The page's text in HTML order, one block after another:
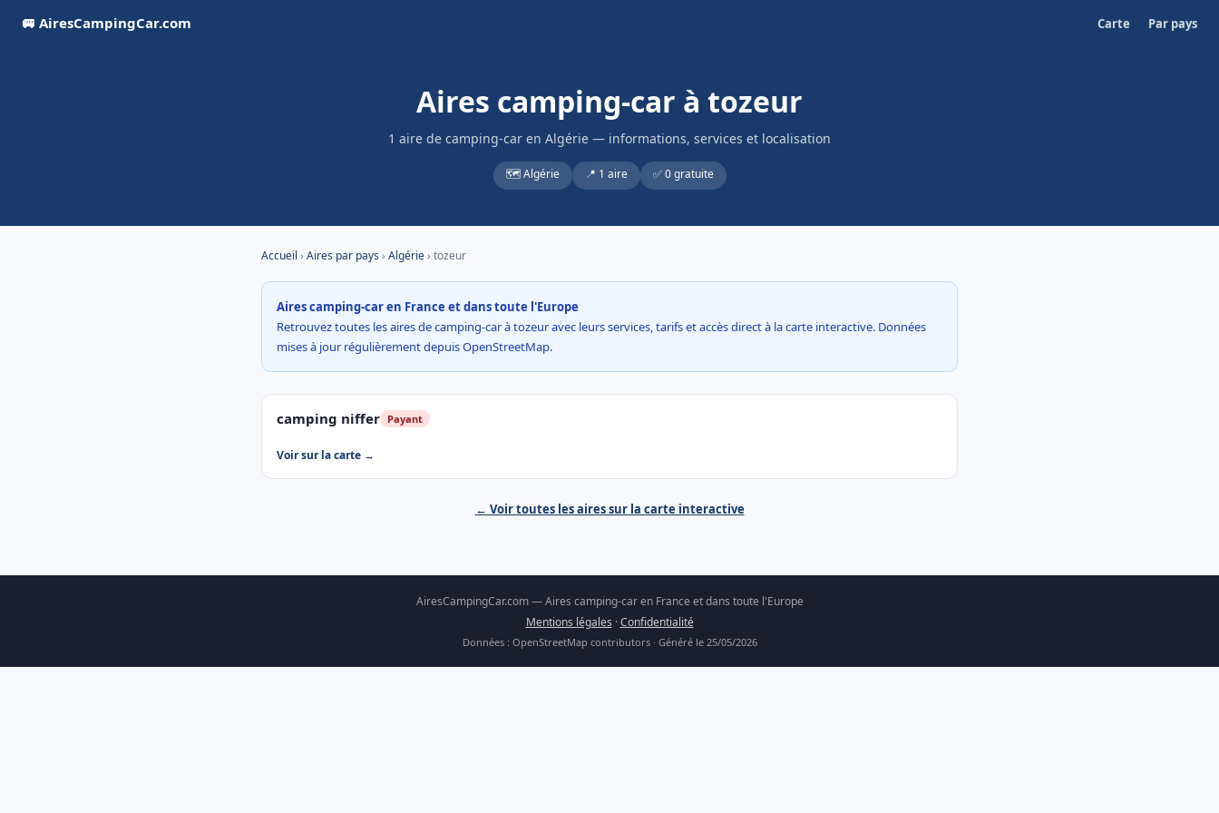
🚐 AiresCampingCar.com Carte Par pays
Aires camping-car à tozeur
1 aire de camping-car en Algérie — informations, services et localisation
🗺️ Algérie 📍 1 aire ✅ 0 gratuite
Accueil › Aires par pays› Algérie› tozeur
Aires camping-car en France et dans toute l'Europe
Retrouvez toutes les aires de camping-car à tozeur avec leurs services, tarifs et accès direct à la carte interactive. Données
mises à jour régulièrement depuis OpenStreetMap.
camping niffer Payant
Voir sur la carte →
← Voir toutes les aires sur la carte interactive
AiresCampingCar.com — Aires camping-car en France et dans toute l'Europe
Mentions légales ·Confidentialité
Données : OpenStreetMap contributors · Généré le 25/05/2026